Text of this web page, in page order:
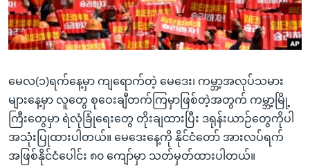
စာမျက်နှာ
သို့
ကျော်
ရန်
ရှာဖွေ
ရန်
နေရာ
သို့
ဗွီအိုအေ လူမှုကွန်ယက်များ
ဘာသာစကားများ
မေလ(၁)ရက်နေ့မှာ ကျရောက်တဲ့ မေဒေး၊ ကမ္ဘာ့အလုပ်သမား
များနေ့မှာ လူတွေ စုဝေးချီတက်ကြမှာဖြစ်တဲ့အတွက် ကမ္ဘာ့မြို့
ကြီးတွေမှာ ရဲလုံခြုံရေးတွေ တိုးချထားပြီး ဒရုန်းယာဉ်တွေကိုပါ
အသုံးပြုထားပါတယ်။ မေဒေးနေ့ကို နိုင်ငံတော် အားလပ်ရက်
အဖြစ်နိုင်ငံပေါင်း ၈၀ ကျော်မှာ သတ်မှတ်ထားပါတယ်။